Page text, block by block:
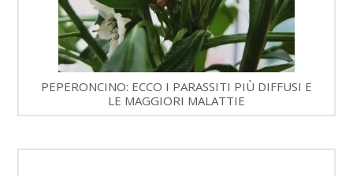
PEPERONCINO: ECCO I PARASSITI PIÙ DIFFUSI E
LE MAGGIORI MALATTIE